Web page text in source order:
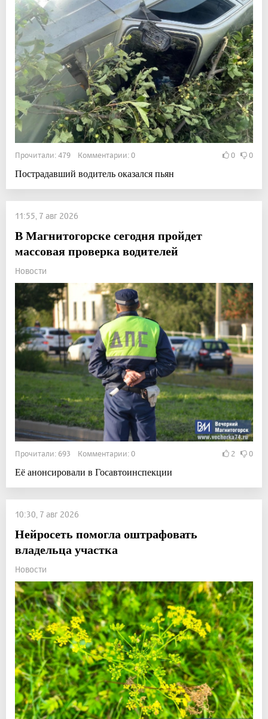
Прочитали: 479 Комментарии: 0 0 0
Пострадавший водитель оказался пьян
11:55, 7 авг 2026
В Магнитогорске сегодня пройдет
массовая проверка водителей
Новости
Прочитали: 693 Комментарии: 0 2 0
Её анонсировали в Госавтоинспекции
10:30, 7 авг 2026
Нейросеть помогла оштрафовать
владельца участка
Новости